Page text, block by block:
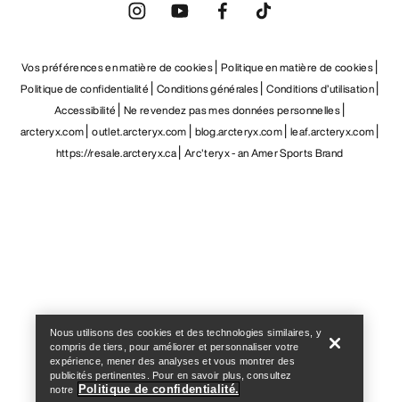
Help
Vos préférences en matière de cookies Politique en matière de cookies
Politique de confidentialité Conditions générales Conditions d’utilisation
Accessibilité Ne revendez pas mes données personnelles
arcteryx.com outlet.arcteryx.com blog.arcteryx.com leaf.arcteryx.com
https://resale.arcteryx.ca Arc'teryx - an Amer Sports Brand
Nous utilisons des cookies et des technologies similaires, y
compris de tiers, pour améliorer et personnaliser votre
expérience, mener des analyses et vous montrer des
publicités pertinentes. Pour en savoir plus, consultez
notre
Politique de confidentialité.